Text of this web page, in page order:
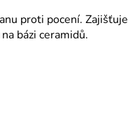
proti pocení. Zajišťuje
bázi ceramidů.